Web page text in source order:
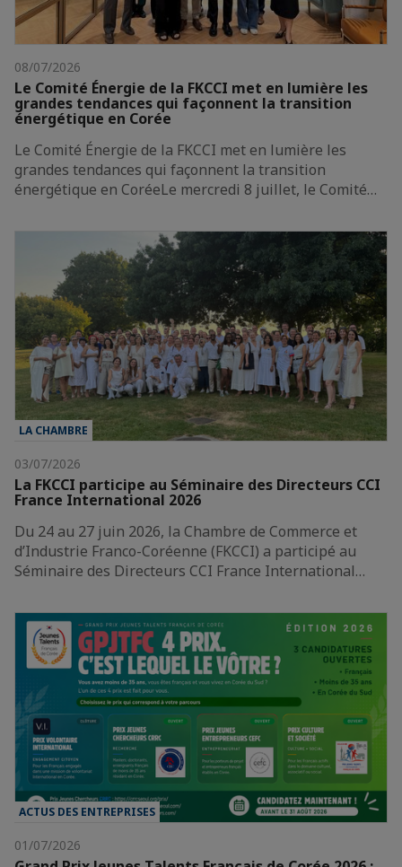
08/07/2026
Le Comité Énergie de la FKCCI met en lumière les
grandes tendances qui façonnent la transition
énergétique en Corée
Le Comité Énergie de la FKCCI met en lumière les
grandes tendances qui façonnent la transition
énergétique en CoréeLe mercredi 8 juillet, le Comité…
LA CHAMBRE
03/07/2026
La FKCCI participe au Séminaire des Directeurs CCI
France International 2026
Du 24 au 27 juin 2026, la Chambre de Commerce et
d’Industrie Franco-Coréenne (FKCCI) a participé au
Séminaire des Directeurs CCI France International…
ACTUS DES ENTREPRISES
01/07/2026